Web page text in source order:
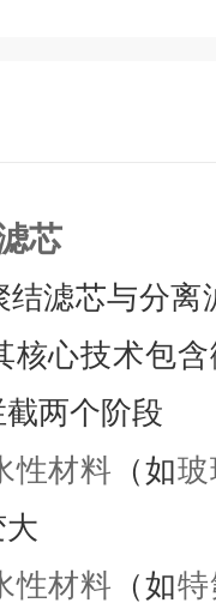
芯
滤芯与分离
核心技术包
两个阶段
性材料 （如
性材料 （如